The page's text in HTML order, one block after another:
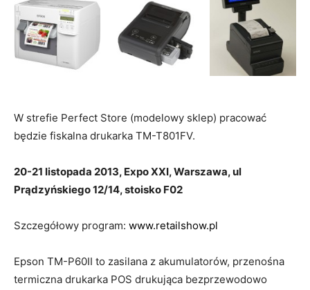
W strefie Perfect Store (modelowy sklep) pracować
będzie fiskalna drukarka TM-T801FV.
20-21 listopada 2013, Expo XXI, Warszawa, ul
Prądzyńskiego 12/14, stoisko F02
Szczegółowy program: www.retailshow.pl
Epson TM-P60II to zasilana z akumulatorów, przenośna
termiczna drukarka POS drukująca bezprzewodowo